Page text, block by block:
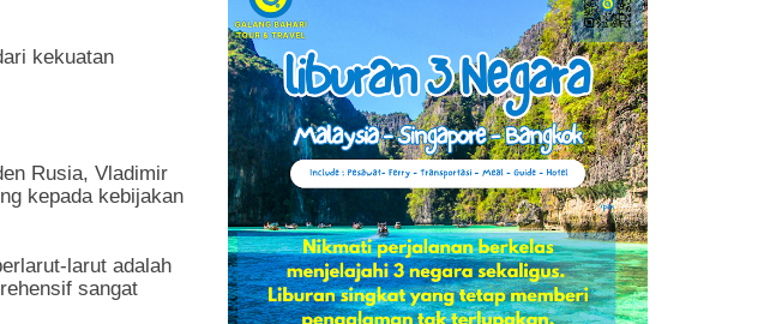
kekuatan
Rusia, Vladimir
kepada kebijakan
larut adalah
sangat